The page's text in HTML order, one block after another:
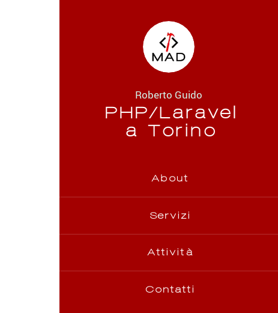
Roberto Guido
PHP/Laravel
a Torino
About
Servizi
Attività
Contatti